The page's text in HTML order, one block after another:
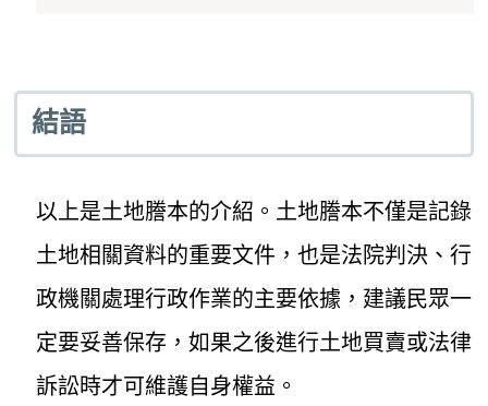
結語
以上是土地謄本的介紹。土地謄本不僅是記錄
土地相關資料的重要文件，也是法院判決、行
政機關處理行政作業的主要依據，建議民眾一
定要妥善保存，如果之後進行土地買賣或法律
訴訟時才可維護自身權益。